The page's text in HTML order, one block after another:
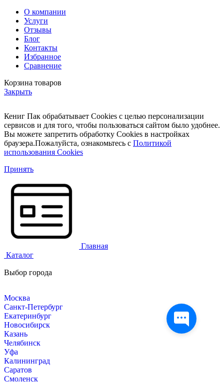
О компании
Услуги
Отзывы
Блог
Контакты
Избранное
Сравнение
Корзина товаров
Закрыть
Кениг Пак обрабатывает Cookies с целью персонализации
сервисов и для того, чтобы пользоваться сайтом было удобнее.
Вы можете запретить обработку Cookies в настройках
браузера.Пожалуйста, ознакомьтесь с Политикой
использования Cookies
Принять
Главная
Каталог
Выбор города
Москва
Санкт-Петербург
Екатеринбург
Новосибирск
Казань
Челябинск
Уфа
Калининград
Саратов
Смоленск